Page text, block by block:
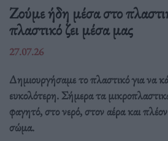
Ζούμε ήδη μέσα στο
πλαστικό ζει μέσα μας
27.07.26
Δημιουργήσαμε το πλαστικό για να
ευκολότερη. Σήμερα τα
φαγητό, στο νερό, στον αέρα και
σώμα.